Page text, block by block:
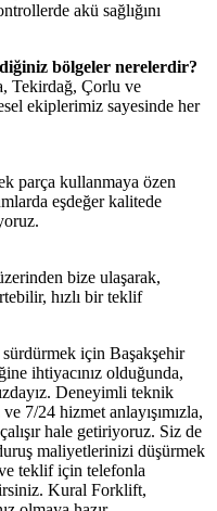
akü sağlığını
bölgeler nerelerdir?
Tekirdağ, Çorlu ve
ekiplerimiz sayesinde her
parça kullanmaya özen
eşdeğer kalitede
bize ulaşarak,
hızlı bir teklif
için Başakşehir
ihtiyacınız olduğunda,
Deneyimli teknik
7/24 hizmet anlayışımızla,
hale getiriyoruz. Siz de
maliyetlerinizi düşürmek
teklif için telefonla
Kural Forklift,